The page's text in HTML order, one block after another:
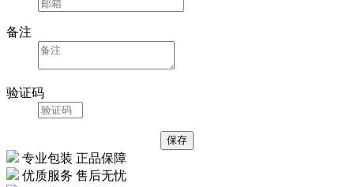
备注
验证码
专业包装 正品保障
优质服务 售后无忧